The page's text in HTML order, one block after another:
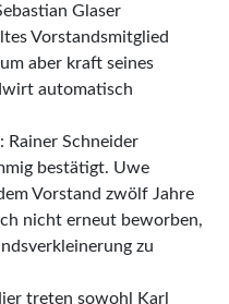
Glaser
Vorstandsmitglied
aber kraft seines
automatisch
Rainer Schneider
bestätigt. Uwe
Vorstand zwölf Jahre
nicht erneut beworben,
zu
treten sowohl Karl